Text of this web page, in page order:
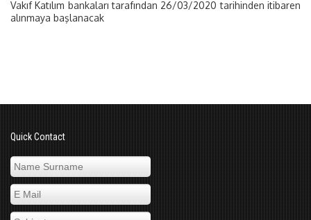
Vakıf Katılım bankaları tarafından 26/03/2020 tarihinden itibaren
alınmaya başlanacak
Quick Contact